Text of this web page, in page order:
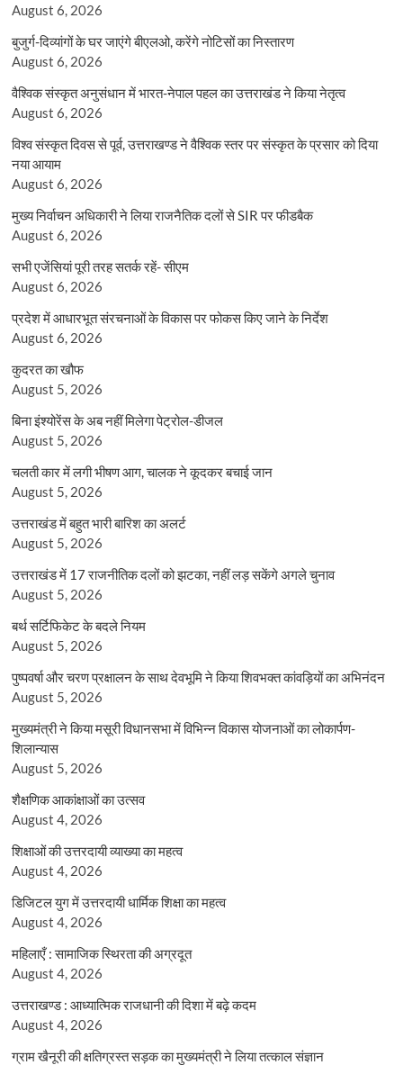
August 6, 2026
बुजुर्ग-दिव्यांगों के घर जाएंगे बीएलओ, करेंगे नोटिसों का निस्तारण
August 6, 2026
वैश्विक संस्कृत अनुसंधान में भारत-नेपाल पहल का उत्तराखंड ने किया नेतृत्व
August 6, 2026
विश्व संस्कृत दिवस से पूर्व, उत्तराखण्ड ने वैश्विक स्तर पर संस्कृत के प्रसार को दिया
नया आयाम
August 6, 2026
मुख्य निर्वाचन अधिकारी ने लिया राजनैतिक दलों से SIR पर फीडबैक
August 6, 2026
सभी एजेंसियां पूरी तरह सतर्क रहें- सीएम
August 6, 2026
प्रदेश में आधारभूत संरचनाओं के विकास पर फोकस किए जाने के निर्देश
August 6, 2026
कुदरत का खौफ
August 5, 2026
बिना इंश्योरेंस के अब नहीं मिलेगा पेट्रोल-डीजल
August 5, 2026
चलती कार में लगी भीषण आग, चालक ने कूदकर बचाई जान
August 5, 2026
उत्तराखंड में बहुत भारी बारिश का अलर्ट
August 5, 2026
उत्तराखंड में 17 राजनीतिक दलों को झटका, नहीं लड़ सकेंगे अगले चुनाव
August 5, 2026
बर्थ सर्टिफिकेट के बदले नियम
August 5, 2026
पुष्पवर्षा और चरण प्रक्षालन के साथ देवभूमि ने किया शिवभक्त कांवड़ियों का अभिनंदन
August 5, 2026
मुख्यमंत्री ने किया मसूरी विधानसभा में विभिन्न विकास योजनाओं का लोकार्पण-
शिलान्यास
August 5, 2026
शैक्षणिक आकांक्षाओं का उत्सव
August 4, 2026
शिक्षाओं की उत्तरदायी व्याख्या का महत्व
August 4, 2026
डिजिटल युग में उत्तरदायी धार्मिक शिक्षा का महत्व
August 4, 2026
महिलाएँ : सामाजिक स्थिरता की अग्रदूत
August 4, 2026
उत्तराखण्ड : आध्यात्मिक राजधानी की दिशा में बढ़े कदम
August 4, 2026
ग्राम खैनूरी की क्षतिग्रस्त सड़क का मुख्यमंत्री ने लिया तत्काल संज्ञान